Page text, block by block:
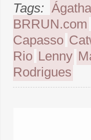
Tags: Ágatha
BRRUN.com
Capasso
Rio Lenny
Rodrigues